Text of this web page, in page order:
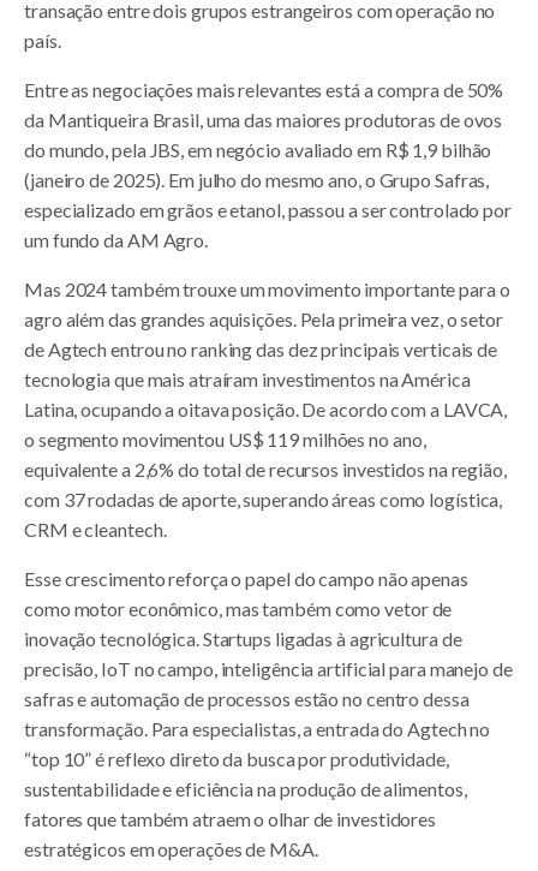
transação entre dois grupos estrangeiros com operação no
país.
Entre as negociações mais relevantes está a compra de 50%
da Mantiqueira Brasil, uma das maiores produtoras de ovos
do mundo, pela JBS, em negócio avaliado em R$ 1,9 bilhão
(janeiro de 2025). Em julho do mesmo ano, o Grupo Safras,
especializado em grãos e etanol, passou a ser controlado por
um fundo da AM Agro.
Mas 2024 também trouxe um movimento importante para o
agro além das grandes aquisições. Pela primeira vez, o setor
de Agtech entrou no ranking das dez principais verticais de
tecnologia que mais atraíram investimentos na América
Latina, ocupando a oitava posição. De acordo com a LAVCA,
o segmento movimentou US$ 119 milhões no ano,
equivalente a 2,6% do total de recursos investidos na região,
com 37 rodadas de aporte, superando áreas como logística,
CRM e cleantech.
Esse crescimento reforça o papel do campo não apenas
como motor econômico, mas também como vetor de
inovação tecnológica. Startups ligadas à agricultura de
precisão, IoT no campo, inteligência artificial para manejo de
safras e automação de processos estão no centro dessa
transformação. Para especialistas, a entrada do Agtech no
“top 10” é reflexo direto da busca por produtividade,
sustentabilidade e eficiência na produção de alimentos,
fatores que também atraem o olhar de investidores
estratégicos em operações de M&A.